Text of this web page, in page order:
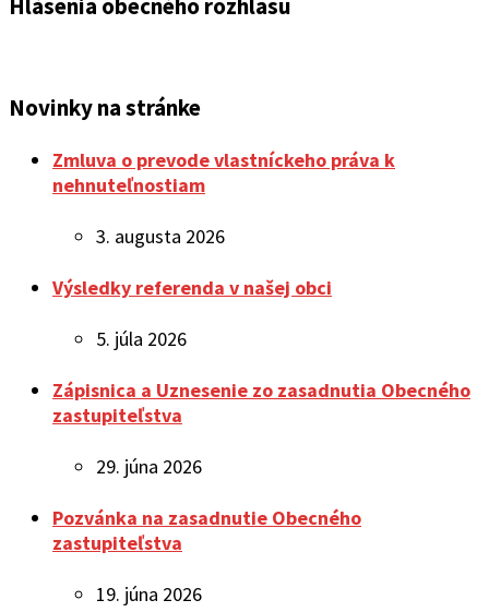
Hlásenia obecného rozhlasu
Novinky na stránke
Zmluva o prevode vlastníckeho práva k
nehnuteľnostiam
3. augusta 2026
Výsledky referenda v našej obci
5. júla 2026
Zápisnica a Uznesenie zo zasadnutia Obecného
zastupiteľstva
29. júna 2026
Pozvánka na zasadnutie Obecného
zastupiteľstva
19. júna 2026